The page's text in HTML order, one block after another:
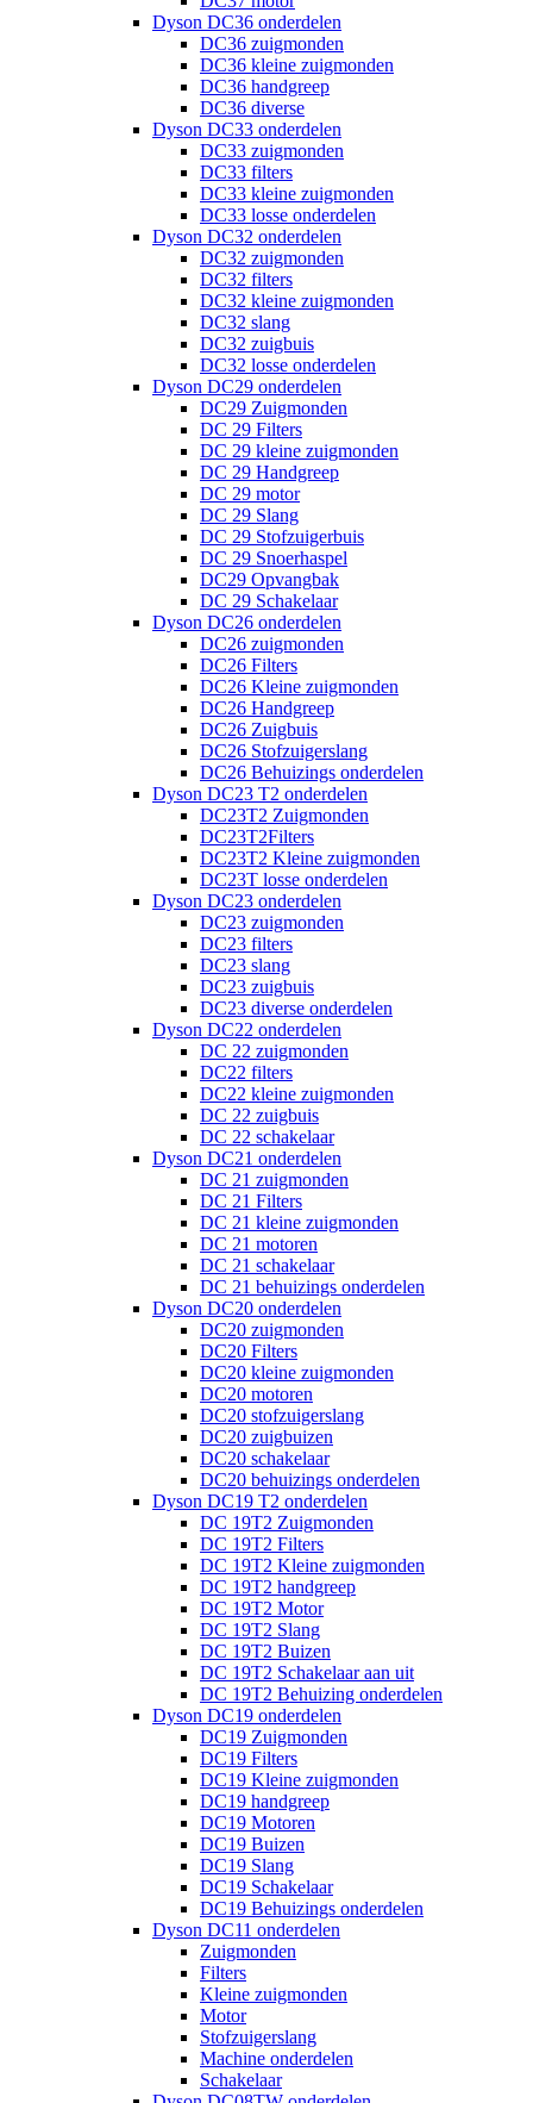
Dyson DC36 onderdelen
DC36 zuigmonden
DC36 kleine zuigmonden
DC36 handgreep
DC36 diverse
Dyson DC33 onderdelen
DC33 zuigmonden
DC33 filters
DC33 kleine zuigmonden
DC33 losse onderdelen
Dyson DC32 onderdelen
DC32 zuigmonden
DC32 filters
DC32 kleine zuigmonden
DC32 slang
DC32 zuigbuis
DC32 losse onderdelen
Dyson DC29 onderdelen
DC29 Zuigmonden
DC 29 Filters
DC 29 kleine zuigmonden
DC 29 Handgreep
DC 29 motor
DC 29 Slang
DC 29 Stofzuigerbuis
DC 29 Snoerhaspel
DC29 Opvangbak
DC 29 Schakelaar
Dyson DC26 onderdelen
DC26 zuigmonden
DC26 Filters
DC26 Kleine zuigmonden
DC26 Handgreep
DC26 Zuigbuis
DC26 Stofzuigerslang
DC26 Behuizings onderdelen
Dyson DC23 T2 onderdelen
DC23T2 Zuigmonden
DC23T2Filters
DC23T2 Kleine zuigmonden
DC23T losse onderdelen
Dyson DC23 onderdelen
DC23 zuigmonden
DC23 filters
DC23 slang
DC23 zuigbuis
DC23 diverse onderdelen
Dyson DC22 onderdelen
DC 22 zuigmonden
DC22 filters
DC22 kleine zuigmonden
DC 22 zuigbuis
DC 22 schakelaar
Dyson DC21 onderdelen
DC 21 zuigmonden
DC 21 Filters
DC 21 kleine zuigmonden
DC 21 motoren
DC 21 schakelaar
DC 21 behuizings onderdelen
Dyson DC20 onderdelen
DC20 zuigmonden
DC20 Filters
DC20 kleine zuigmonden
DC20 motoren
DC20 stofzuigerslang
DC20 zuigbuizen
DC20 schakelaar
DC20 behuizings onderdelen
Dyson DC19 T2 onderdelen
DC 19T2 Zuigmonden
DC 19T2 Filters
DC 19T2 Kleine zuigmonden
DC 19T2 handgreep
DC 19T2 Motor
DC 19T2 Slang
DC 19T2 Buizen
DC 19T2 Schakelaar aan uit
DC 19T2 Behuizing onderdelen
Dyson DC19 onderdelen
DC19 Zuigmonden
DC19 Filters
DC19 Kleine zuigmonden
DC19 handgreep
DC19 Motoren
DC19 Buizen
DC19 Slang
DC19 Schakelaar
DC19 Behuizings onderdelen
Dyson DC11 onderdelen
Zuigmonden
Filters
Kleine zuigmonden
Motor
Stofzuigerslang
Machine onderdelen
Schakelaar